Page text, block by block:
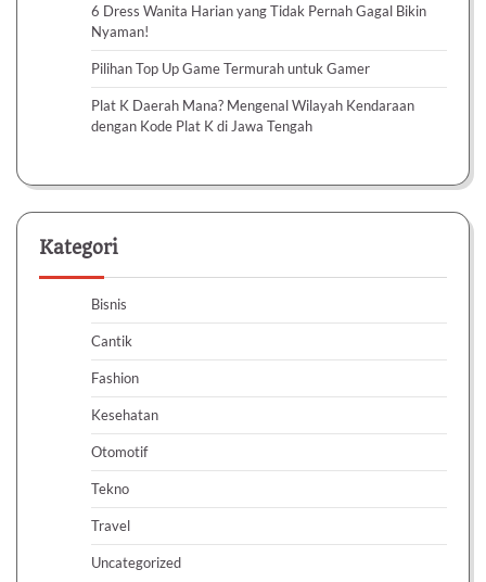
6 Dress Wanita Harian yang Tidak Pernah Gagal Bikin
Nyaman!
Pilihan Top Up Game Termurah untuk Gamer
Plat K Daerah Mana? Mengenal Wilayah Kendaraan
dengan Kode Plat K di Jawa Tengah
Kategori
Bisnis
Cantik
Fashion
Kesehatan
Otomotif
Tekno
Travel
Uncategorized